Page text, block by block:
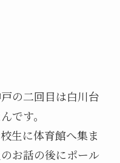
の二回目は白川台
です。
生に体育館へ集ま
お話の後にポール